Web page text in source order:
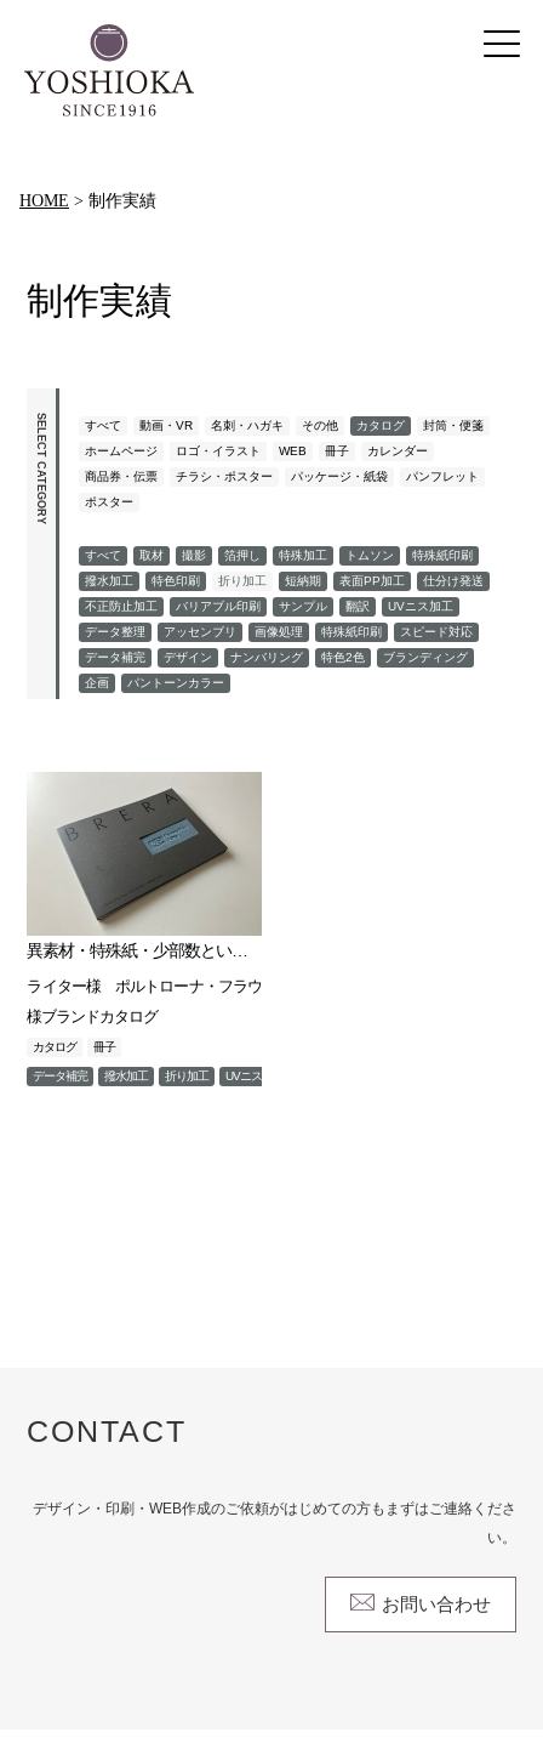
HOME > 制作実績
制作実績
SELECT CATEGORY すべて 動画・VR 名刺・ハガキ その他 カタログ
封筒・便箋
ホームページ
ロゴ・イラスト WEB 冊子
カレンダー
商品券・伝票
チラシ・ポスター パッケージ・紙袋
パンフレット
ポスター
すべて 取材 撮影 箔押し 特殊加工 トムソン
特殊紙印刷
撥水加工
特色印刷 折り加工 短納期 表面PP加工
仕分け発送
不正防止加工
バリアブル印刷 サンプル 翻訳
UVニス加工
データ整理
アッセンブリ 画像処理 特殊紙印刷
スピード対応
データ補完
デザイン ナンバリング 特色2色
ブランディング
企画
パントーンカラー
異素材・特殊紙・少部数という高難度仕様を乗り越え、 高級ブランドの世界観を“完全再現”
ライター様 ポルトローナ・フラウ
様ブランドカタログ
カタログ 冊子
データ補完 撥水加工 折り加工 UVニス加工
CONTACT
デザイン・印刷・WEB作成のご依頼がはじめての方もまずはご連絡くださ
い。
お問い合わせ